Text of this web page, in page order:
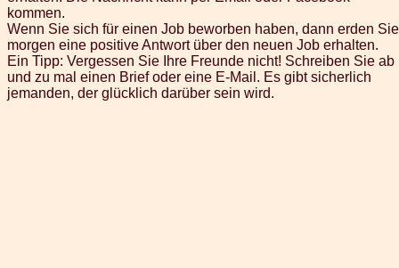
kommen.
Wenn Sie sich für einen Job beworben haben, dann erden Sie
morgen eine positive Antwort über den neuen Job erhalten.
Ein Tipp: Vergessen Sie Ihre Freunde nicht! Schreiben Sie ab
und zu mal einen Brief oder eine E-Mail. Es gibt sicherlich
jemanden, der glücklich darüber sein wird.